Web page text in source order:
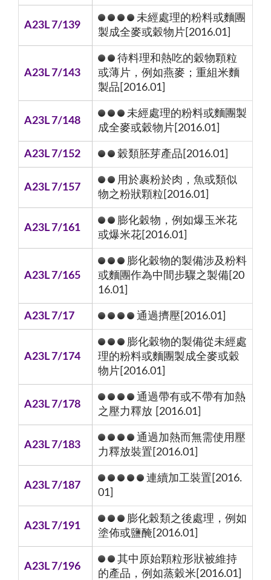
A23L 7/139
未經處理的粉料或麵團
製成全麥或穀物片[2016.01]
A23L 7/143
待料理和熱吃的穀物顆粒
或薄片，例如燕麥；重組米麵
製品[2016.01]
A23L 7/148
未經處理的粉料或麵團製
成全麥或穀物片[2016.01]
A23L 7/152 穀類胚芽產品[2016.01]
A23L 7/157
用於裹粉於肉，魚或類似
物之粉狀顆粒[2016.01]
A23L 7/161
膨化穀物，例如爆玉米花
或爆米花[2016.01]
A23L 7/165
膨化穀物的製備涉及粉料
或麵團作為中間步驟之製備[20
16.01]
A23L 7/17 通過擠壓[2016.01]
A23L 7/174
膨化穀物的製備從未經處
理的粉料或麵團製成全麥或穀
物片[2016.01]
A23L 7/178
通過帶有或不帶有加熱
之壓力釋放 [2016.01]
A23L 7/183
通過加熱而無需使用壓
力釋放裝置[2016.01]
A23L 7/187
連續加工裝置[2016.
01]
A23L 7/191
膨化榖類之後處理，例如
塗佈或鹽醃[2016.01]
A23L 7/196
其中原始顆粒形狀被維持
的產品，例如蒸穀米[2016.01]